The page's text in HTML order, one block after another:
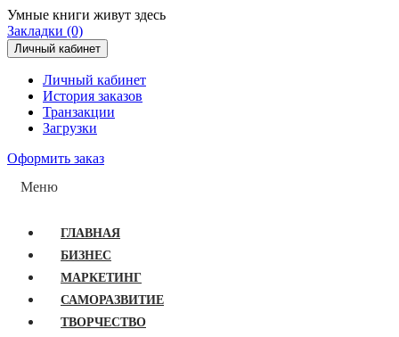
Умные книги живут здесь
Закладки (0)
Личный кабинет
Личный кабинет
История заказов
Транзакции
Загрузки
Оформить заказ
Меню
ГЛАВНАЯ
БИЗНЕС
МАРКЕТИНГ
САМОРАЗВИТИЕ
ТВОРЧЕСТВО